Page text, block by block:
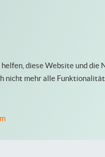
diese Website und
nicht mehr alle